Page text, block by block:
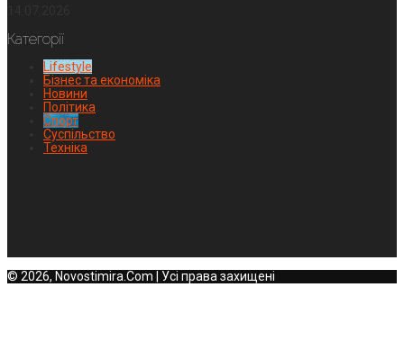
Категорії
Lifestyle
Бізнес та економіка
Новини
Політика
Спорт
Суспільство
Техніка
© 2026, Novostimira.Com | Усі права захищені